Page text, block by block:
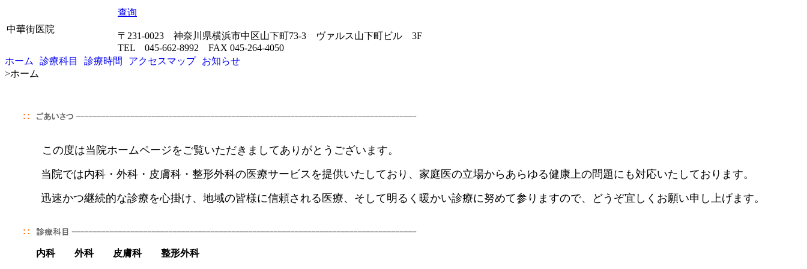
中華街医院
查询
〒231-0023 神奈川県横浜市中区山下町73-3 ヴァルス山下町ビル 3F
TEL 045-662-8992 FAX 045-264-4050
ホーム
診療科目 診療時間 アクセスマップ
お知らせ
>ホーム
この度は当院ホームページをご覧いただきましてありがとうございます。
当院では内科・外科・皮膚科・整形外科の医療サービスを提供いたしており、 家庭医の立場からあらゆる健康上の問題にも対応いたしております。
迅速かつ継続的な診療を心掛け、地域の皆様に信頼される医療、そして明るく暖かい診療に努めて参りますので、どうぞ宜しくお願い申し上げます。
内科 外科 皮膚科 整形外科